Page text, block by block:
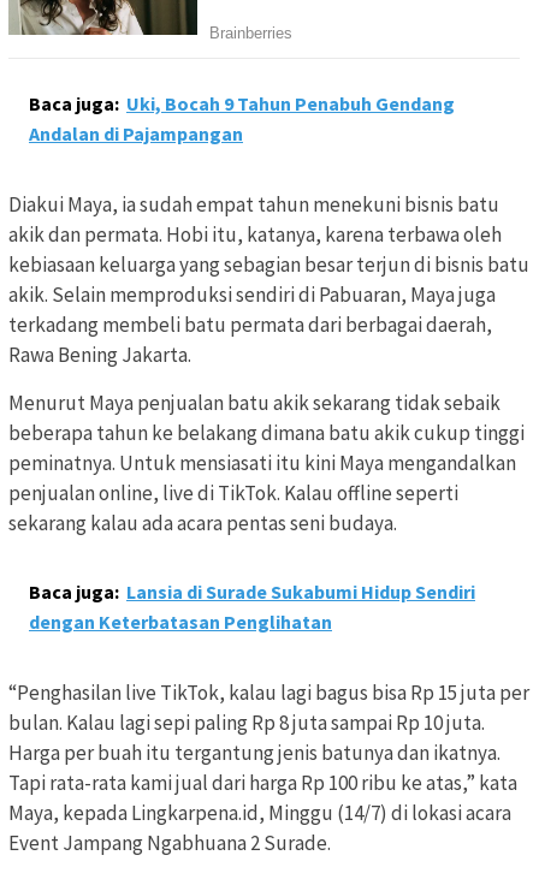
Baca juga: Uki, Bocah 9 Tahun Penabuh Gendang
Andalan di Pajampangan
Diakui Maya, ia sudah empat tahun menekuni bisnis batu
akik dan permata. Hobi itu, katanya, karena terbawa oleh
kebiasaan keluarga yang sebagian besar terjun di bisnis batu
akik. Selain memproduksi sendiri di Pabuaran, Maya juga
terkadang membeli batu permata dari berbagai daerah,
Rawa Bening Jakarta.
Menurut Maya penjualan batu akik sekarang tidak sebaik
beberapa tahun ke belakang dimana batu akik cukup tinggi
peminatnya. Untuk mensiasati itu kini Maya mengandalkan
penjualan online, live di TikTok. Kalau offline seperti
sekarang kalau ada acara pentas seni budaya.
Baca juga: Lansia di Surade Sukabumi Hidup Sendiri
dengan Keterbatasan Penglihatan
“Penghasilan live TikTok, kalau lagi bagus bisa Rp 15 juta per
bulan. Kalau lagi sepi paling Rp 8 juta sampai Rp 10 juta.
Harga per buah itu tergantung jenis batunya dan ikatnya.
Tapi rata-rata kami jual dari harga Rp 100 ribu ke atas,” kata
Maya, kepada Lingkarpena.id, Minggu (14/7) di lokasi acara
Event Jampang Ngabhuana 2 Surade.